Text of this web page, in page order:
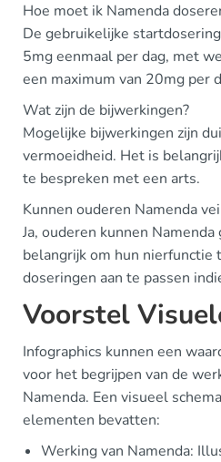
Hoe moet ik Namenda
De gebruikelijke
5mg eenmaal per dag, met
een maximum van 20mg per
Wat zijn de bijwerkingen?
Mogelijke bijwerkingen zijn
vermoeidheid. Het is
te bespreken met een arts.
Kunnen ouderen Namenda
Ja, ouderen kunnen
belangrijk om hun nierfunctie
doseringen aan te passen
Voorstel
Infographics kunnen een
voor het begrijpen van de
Namenda. Een visueel
elementen bevatten:
Werking van Namenda: